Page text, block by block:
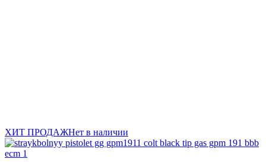
ХИТ ПРОДАЖНет в наличии